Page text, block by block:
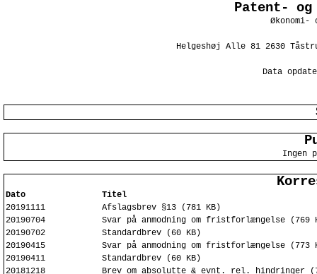
Patent- og
Økonomi-
Helgeshøj Alle 81 2630
Data
Ingen
Dato
Titel
20191111
Afslagsbrev §13 (781 KB)
20190704
Svar på anmodning om fristforlængelse (769
20190702
Standardbrev (60 KB)
20190415
Svar på anmodning om fristforlængelse (773
20190411
Standardbrev (60 KB)
20181218
Brev om absolutte & evnt. rel. hindringer